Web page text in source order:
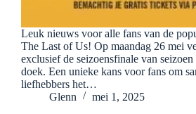
Leuk nieuws voor alle fans van de
The Last of Us! Op maandag 26 mei
exclusief de seizoensfinale van
doek. Een unieke kans voor fans om
liefhebbers het…
Glenn
mei 1, 2025